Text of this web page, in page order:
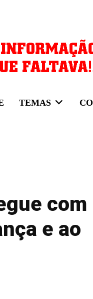
TEMAS
com
e ao